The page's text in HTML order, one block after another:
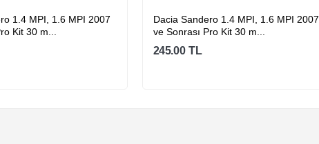
1.4 MPI, 1.6 MPI 2007
Kit 30 m...
Dacia Sandero 1.4 MPI, 1.6 MPI 2007
ve Sonrası Pro Kit 30 m...
245.00 TL